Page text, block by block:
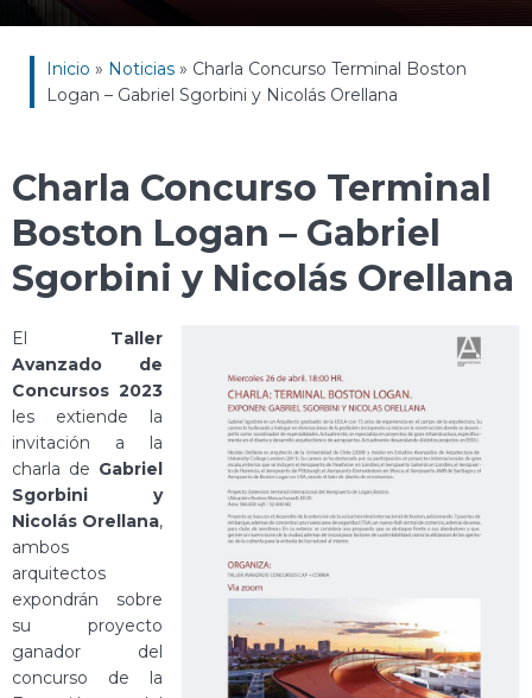
Inicio » Noticias » Charla Concurso Terminal Boston
Logan – Gabriel Sgorbini y Nicolás Orellana
Charla Concurso Terminal
Boston Logan – Gabriel
Sgorbini y Nicolás Orellana
El Taller
Avanzado de
Concursos 2023
les extiende la
invitación a la
charla de Gabriel
Sgorbini y
Nicolás Orellana,
ambos
arquitectos
expondrán sobre
su proyecto
ganador del
concurso de la